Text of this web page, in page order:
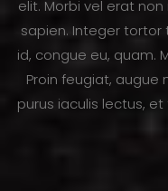
elit. Morbi vel erat
sapien. Integer tortor
id, congue eu, quam.
Proin feugiat,
purus iaculis lectus,